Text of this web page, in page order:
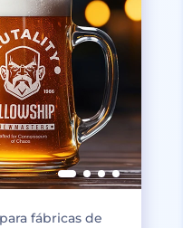
fábricas de